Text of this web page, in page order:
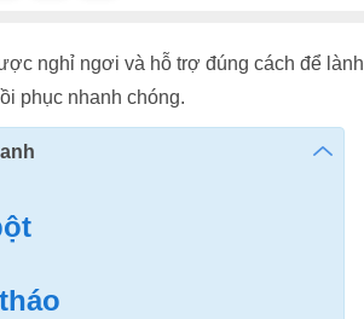
nghỉ ngơi và hỗ trợ đúng cách để lành
phục nhanh chóng.